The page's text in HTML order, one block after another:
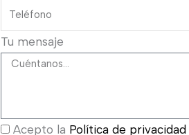
Tu mensaje
Acepto la Política de privacidad